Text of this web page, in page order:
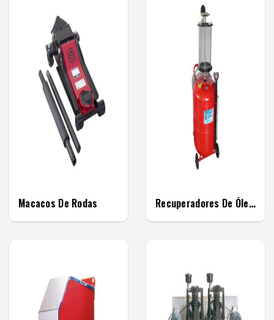
Macacos De Rodas Recuperadores De Óleo Com Visor